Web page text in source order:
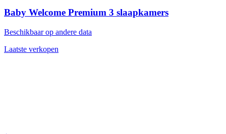
Baby Welcome Premium 3 slaapkamers
Beschikbaar op andere data
Laatste verkopen